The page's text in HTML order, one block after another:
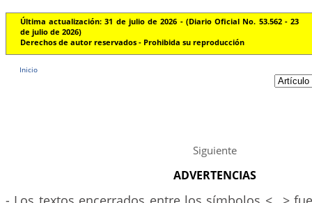
Última actualización: 31 de julio de 2026 - (Diario Oficial No. 53.562 - 23
de julio de 2026)
Derechos de autor reservados - Prohibida su reproducción
Inicio
Siguiente
ADVERTENCIAS